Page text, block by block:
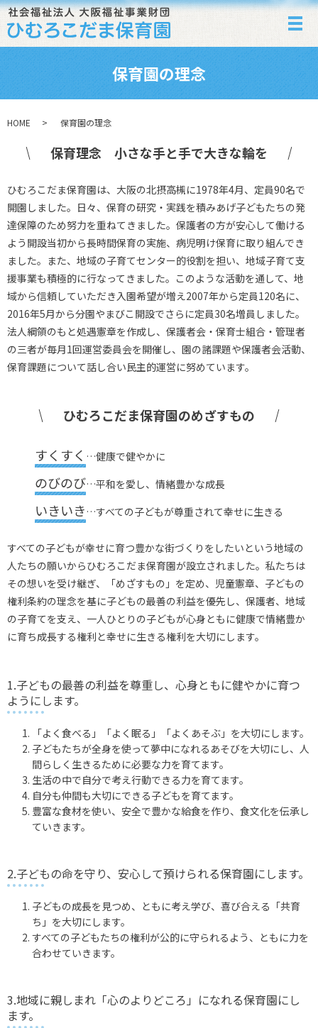
メ
保育園の理念
HOME 保育園の理念
保育理念 小さな手と手で大きな輪を
ひむろこだま保育園は、大阪の北摂高槻に1978年4月、定員90名で
開園しました。日々、保育の研究・実践を積みあげ子どもたちの発
達保障のため努力を重ねてきました。保護者の方が安心して働ける
よう開設当初から長時間保育の実施、病児明け保育に取り組んでき
ました。また、地域の子育てセンター的役割を担い、地域子育て支
援事業も積極的に行なってきました。このような活動を通して、地
域から信頼していただき入園希望が増え2007年から定員120名に、
2016年5月から分園やまびこ開設でさらに定員30名増員しました。
法人綱領のもと処遇憲章を作成し、保護者会・保育士組合・管理者
の三者が毎月1回運営委員会を開催し、園の諸課題や保護者会活動、
保育課題について話し合い民主的運営に努めています。
ひむろこだま保育園のめざすもの
すくすく …健康で健やかに
のびのび…平和を愛し、情緒豊かな成長
いきいき …すべての子どもが尊重されて幸せに生きる
すべての子どもが幸せに育つ豊かな街づくりをしたいという地域の
人たちの願いからひむろこだま保育園が設立されました。私たちは
その想いを受け継ぎ、「めざすもの」を定め、児童憲章、子どもの
権利条約の理念を基に子どもの最善の利益を優先し、保護者、地域
の子育てを支え、一人ひとりの子どもが心身ともに健康で情緒豊か
に育ち成長する権利と幸せに生きる権利を大切にします。
1.子どもの最善の利益を尊重し、心身ともに健やかに育つ
ようにします。
「よく食べる」「よく眠る」「よくあそぶ」を大切にします。
子どもたちが全身を使って夢中になれるあそびを大切にし、人
間らしく生きるために必要な力を育てます。
生活の中で自分で考え行動できる力を育てます。
自分も仲間も大切にできる子どもを育てます。
豊富な食材を使い、安全で豊かな給食を作り、食文化を伝承し
ていきます。
2.子どもの命を守り、安心して預けられる保育園にします。
子どもの成長を見つめ、ともに考え学び、喜び合える「共育
ち」を大切にします。
すべての子どもたちの権利が公的に守られるよう、ともに力を
合わせていきます。
3.地域に親しまれ「心のよりどころ」になれる保育園にし
ます。